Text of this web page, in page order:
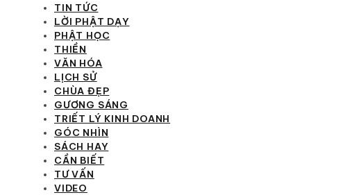
TIN TỨC
LỜI PHẬT DẠY
PHẬT HỌC
THIỀN
VĂN HÓA
LỊCH SỬ
CHÙA ĐẸP
GƯƠNG SÁNG
TRIẾT LÝ KINH DOANH
GÓC NHÌN
SÁCH HAY
CẦN BIẾT
TƯ VẤN
VIDEO